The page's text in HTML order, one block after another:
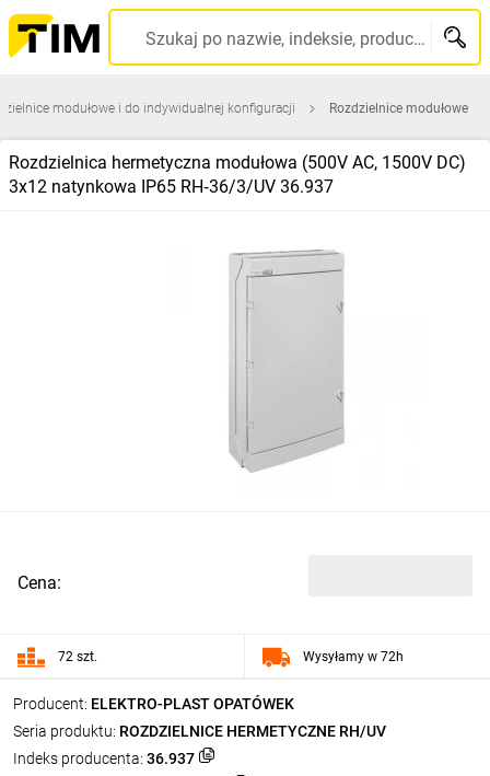
Szukaj po nazwie, indeksie, producencie, kodzie kreskowym...
modułowe i do indywidualnej konfiguracji Rozdzielnice modułowe
Rozdzielnica hermetyczna modułowa (500V AC, 1500V DC)
3x12 natynkowa IP65 RH‑36/3/UV 36.937
Producent: ELEKTRO-PLAST OPATÓWEK
Seria produktu: ROZDZIELNICE HERMETYCZNE RH/UV
Indeks producenta: 36.937
Cena:
72 szt. Wysyłamy w 72h